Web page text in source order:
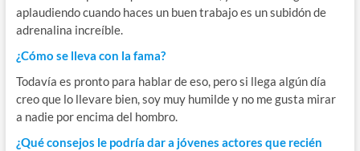
aplaudiendo cuando haces un buen trabajo es un subidón de
adrenalina increíble.
¿Cómo se lleva con la fama?
Todavía es pronto para hablar de eso, pero si llega algún día
creo que lo llevare bien, soy muy humilde y no me gusta mirar
a nadie por encima del hombro.
¿Qué consejos le podría dar a jóvenes actores que recién